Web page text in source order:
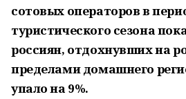
сотовых операторов в
туристического сезона
россиян, отдохнувших на
пределами домашнего
упало на 9%.